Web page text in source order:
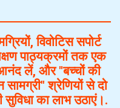
विवोटिस सपोर्ट
पाठ्यक्रमों तक एक
लें, और "बच्चों की
सामग्री" श्रेणियों से दो
का लाभ उठाएं।.